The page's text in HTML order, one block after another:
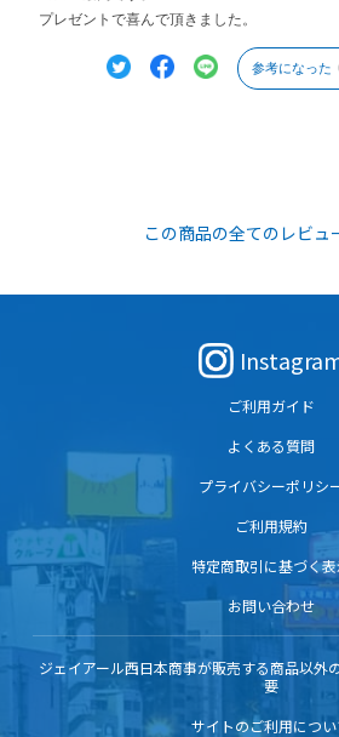
プレゼントで喜んで頂きました。
参考になった
この商品の全てのレビュ
ご利用ガイド
よくある質問
プライバシーポリシ
ご利用規約
特定商取引に基づく
お問い合わせ
ジェイアール西日本商事が販売する商品以外
要
サイトのご利用につい